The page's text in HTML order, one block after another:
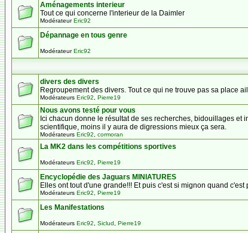
Aménagements interieur
Tout ce qui concerne l'interieur de la Daimler
ModérateurEric92
Dépannage en tous genre
ModérateurEric92
divers des divers
Regroupement des divers. Tout ce qui ne trouve pas sa place
Modérateurs Eric92 Pierre19
Nous avons testé pour vous
Ici chacun donne le résultat de ses recherches, bidouillages
scientifique, moins il y aura de digressions mieux ça sera.
Modérateurs Eric92 cormoran
La MK2 dans les compétitions sportives
Modérateurs Eric92 Pierre19
Encyclopédie des Jaguars MINIATURES
Elles ont tout d'une grande!!! Et puis c'est si mignon quand c'est
Modérateurs Eric92 Pierre19
Les Manifestations
Modérateurs Eric92 Siclud Pierre19